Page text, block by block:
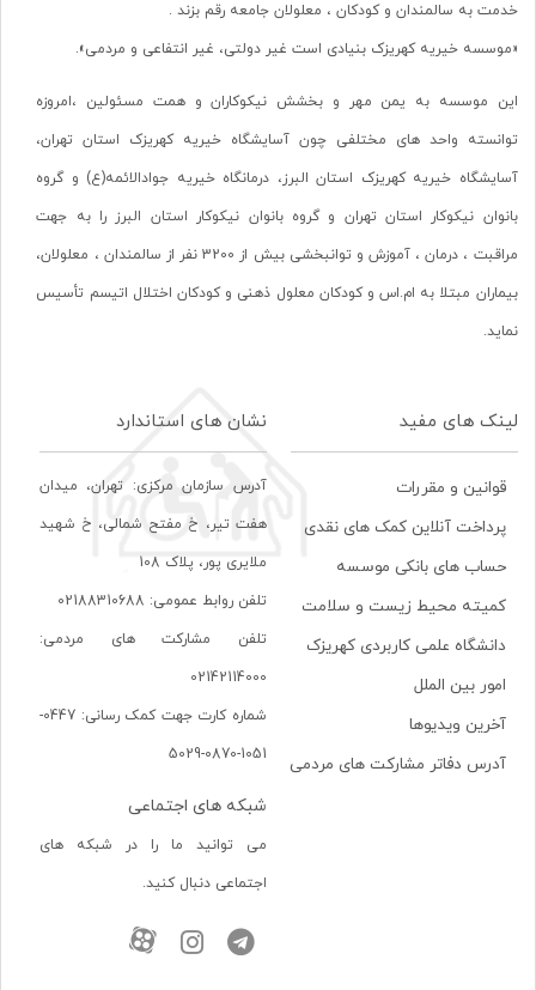
خدمت به سالمندان و کودکان ، معلولان جامعه رقم بزند .
«موسسه خیریه کهریزک بنیادی است غیر دولتی، غیر انتفاعی و مردمی».
این موسسه به یمن مهر و بخشش نیکوکاران و همت مسئولین ،امروزه
توانسته واحد های مختلفی چون آسایشگاه خیریه کهریزک استان تهران،
آسایشگاه خیریه کهریزک استان البرز، درمانگاه خیریه جوادالائمه(ع) و گروه
بانوان نیکوکار استان تهران و گروه بانوان نیکوکار استان البرز را به جهت
مراقبت ، درمان ، آموزش و توانبخشی بیش از 3200 نفر از سالمندان ، معلولان،
بیماران مبتلا به ام.اس و کودکان معلول ذهنی و کودکان اختلال اتیسم تأسیس
نماید.
لینک های مفید
قوانین و مقررات
پرداخت آنلاین کمک های نقدی
حساب های بانکی موسسه
کمیته محیط زیست و سلامت
دانشگاه علمی کاربردی کهریزک
امور بین الملل
آخرین ویدیوها
آدرس دفاتر مشارکت های مردمی
نشان های استاندارد
آدرس سازمان مرکزی: تهران، ميدان
هفت تير، خ مفتح شمالی، خ شهيد
ملايری پور، پلاک 108
تلفن روابط عمومی: 02188310688
تلفن مشارکت های مردمی:
02142114000
شماره کارت جهت کمک رسانی: 0447-
1051-0870-5029
شبکه های اجتماعی
می توانید ما را در شبکه های
اجتماعی دنبال کنید.